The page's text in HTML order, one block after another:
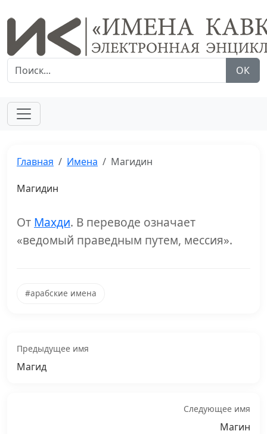
ОК
Главная Имена Магидин
Магидин
От Махди. В переводе означает
«ведомый праведным путем, мессия».
#арабские имена
Предыдущее имя
Магид
Следующее имя
Магин